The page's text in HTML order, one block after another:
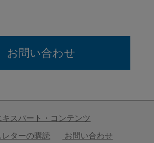
お問い合わせ
キスパート・コンテンツ
レターの購読
お問い合わせ